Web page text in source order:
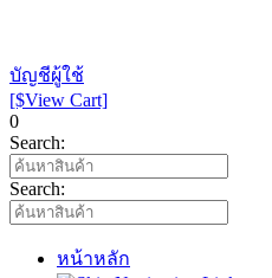
บัญชีผู้ใช้
[$View Cart]
0
Search:
Search:
หน้าหลัก